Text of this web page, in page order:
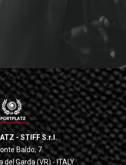
- STIFF S.r.l.
Baldo, 7
del Garda (VR) - ITALY